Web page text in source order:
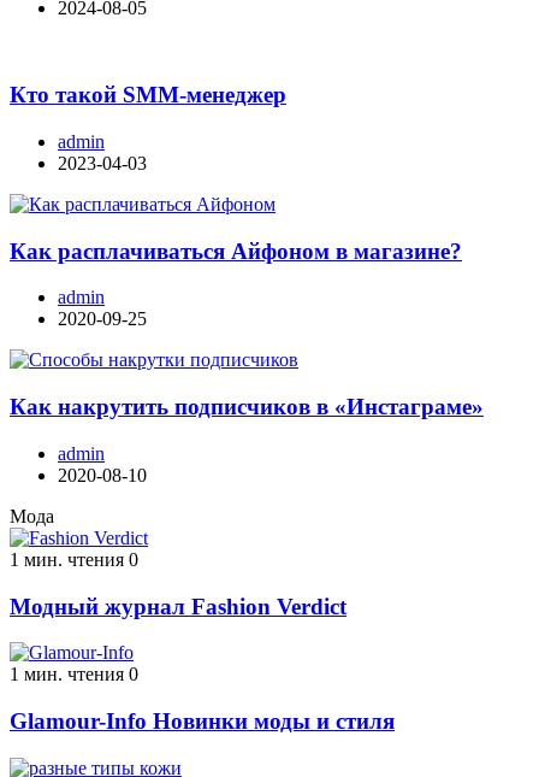
2024-08-05
Кто такой SMM-менеджер
admin
2023-04-03
Как расплачиваться Айфоном в магазине?
admin
2020-09-25
Как накрутить подписчиков в «Инстаграме»
admin
2020-08-10
Мода
1 мин. чтения 0
Модный журнал Fashion Verdict
1 мин. чтения 0
Glamour-Info Новинки моды и стиля